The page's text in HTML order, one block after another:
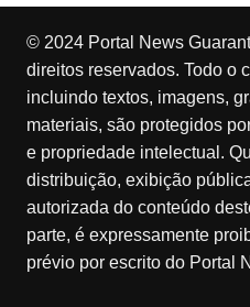
© 2024 Portal News
direitos reservados. Todo o
incluindo textos, imagens,
materiais, são protegidos
e propriedade intelectual.
distribuição, exibição
autorizada do conteúdo
parte, é expressamente
prévio por escrito do Portal